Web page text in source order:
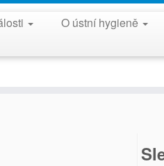
O ústní hygieně